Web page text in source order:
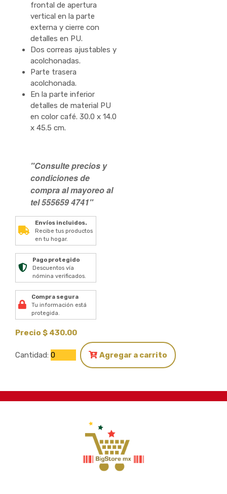
frontal de apertura
vertical en la parte
externa y cierre con
detalles en PU.
Dos correas ajustables y
acolchonadas.
Parte trasera
acolchonada.
En la parte inferior
detalles de material PU
en color café. 30.0 x 14.0
x 45.5 cm.
"Consulte precios y
condiciones de
compra al mayoreo al
tel 555659 4741"
Envíos incluidos.
Recibe tus productos
en tu hogar.
Pago protegido
Descuentos vía
nómina verificados.
Compra segura
Tu información está
protegida.
Precio $ 430.00
Cantidad: Agregar a carrito